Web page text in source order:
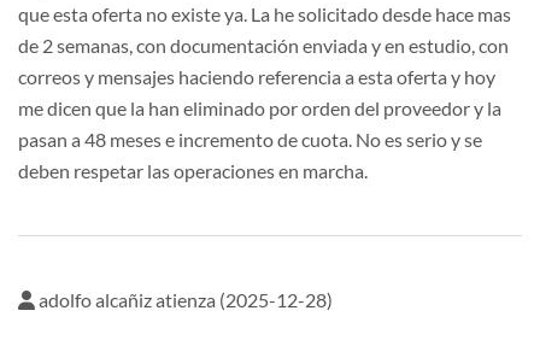
que esta oferta no existe ya. La he solicitado desde hace mas
de 2 semanas, con documentación enviada y en estudio, con
correos y mensajes haciendo referencia a esta oferta y hoy
me dicen que la han eliminado por orden del proveedor y la
pasan a 48 meses e incremento de cuota. No es serio y se
deben respetar las operaciones en marcha.
adolfo alcañiz atienza (2025-12-28)